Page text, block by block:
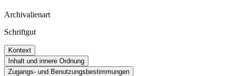
Archivalienart
Schriftgut
Kontext
Inhalt und innere Ordnung
Zugangs- und Benutzungsbestimmungen